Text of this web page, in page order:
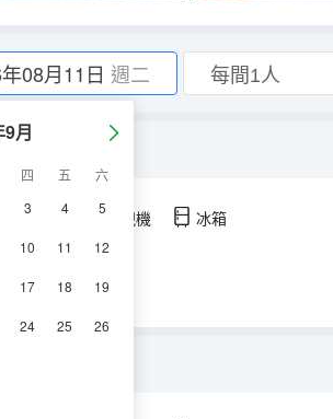
08月11日 週二
月
四 五
六
3 4 5
10 11 12
17 18 19
24 25 26
淋浴 電視機 冰箱